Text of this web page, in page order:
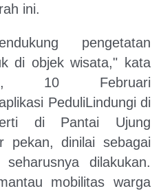
ini.
pengetatan
di objek wisata," kata
10 Februari
PeduliLindungi di
di Pantai Ujung
pekan, dinilai sebagai
dilakukan.
mobilitas warga